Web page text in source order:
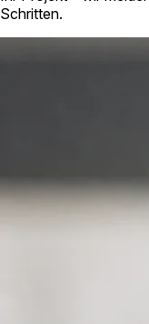
Schritten.